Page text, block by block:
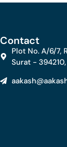
Contact
Plot No. A/6/7,
Surat -